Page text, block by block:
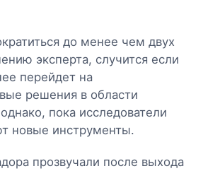
до менее чем двух
эксперта, случится если
перейдет на
решения в области
пока исследователи
новые инструменты.
прозвучали после выхода